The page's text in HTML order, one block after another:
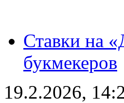
Ставки на
букмекеров
19.2.2026,